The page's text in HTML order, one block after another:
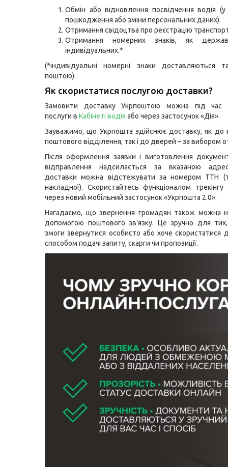
Обмін або відновлення посвідчення водія (у
пошкодження або зміни персональних даних).
Отримання свідоцтва про реєстрацію
Отримання номерних знаків, як
індивідуальних.*
(*індивідуальні номерні знаки доставляються
поштою).
Як скористатися послугою доставки?
Замовити доставку Укрпоштою можна під час
послуги в Кабінеті водія або через застосунок «Дія».
Зауважимо, що Укрпошта здійснює доставку, як до
поштового відділення, так і до дверей – за вибором
Після оформлення заявки і виготовлення
відправлення надсилається за вказаною
доставки можна відстежувати за номером ТТН
накладної). Скористайтесь функціоналом трекінгу
через новий мобільний застосунок «Укрпошта 2.0».
Нагадаємо, що звернення громадян також можна
допомогою поштового зв’язку. Це зручно для
змоги звернутися особисто або хоче скористатися
способом подачі запиту, скарги чи пропозиції.